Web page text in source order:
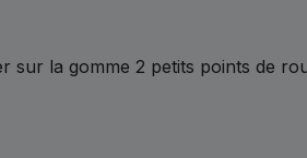
sur la gomme 2 petits points de